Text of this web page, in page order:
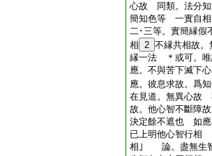
心故 同類。法分
簡知色等 一實自相
二･三等。實簡縁假
相 2 不縁共相故。
縁一法 ＊或可。
應。不與苦下滅下
應。彼息求故。爲
在見道。無異心故
故。他心智不斷障
決定餘不遮也 如
已上明他心智行相
相｣ 論。盡無生智